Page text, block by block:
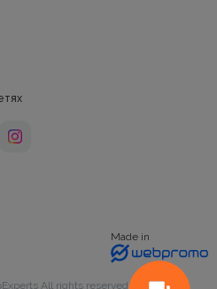
Made in
All rights reserved